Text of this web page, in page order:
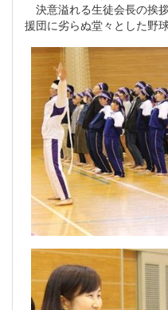
決意溢れる
援団に劣らぬ堂々とした野